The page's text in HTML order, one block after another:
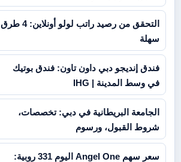
التحقق من رصيد راتب لولو أونلاين: 4 طرق
سهلة
فندق إنديجو دبي داون تاون: فندق بوتيك
في وسط المدينة | IHG
الجامعة البريطانية في دبي: تخصصات،
شروط القبول، ورسوم
سعر سهم Angel One اليوم 331 روبية: